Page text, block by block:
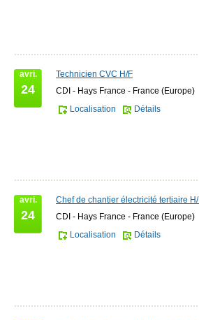
avri.
24
Technicien CVC H/F
CDI - Hays France - France (Europe)
Localisation
Détails
avri.
24
Chef de chantier électricité tertiaire
CDI - Hays France - France (Europe)
Localisation
Détails